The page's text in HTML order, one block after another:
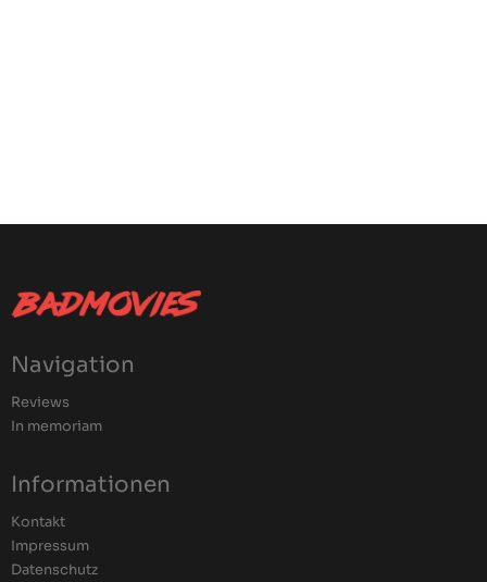
Navigation
Reviews
In memoriam
Informationen
Kontakt
Impressum
Datenschutz